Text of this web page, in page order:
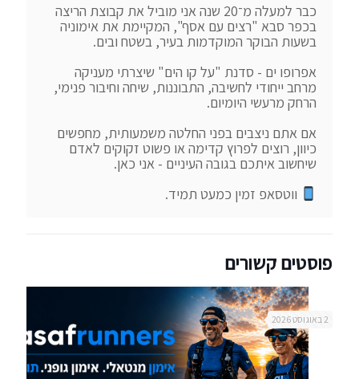
ווטסאפ זמין כמעט תמיד.
פוסטים קשורים
2 באוגוסט 2026